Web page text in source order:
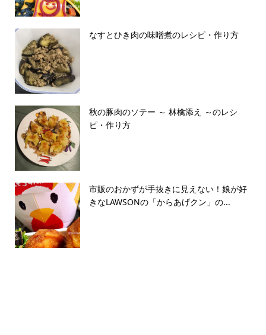
なすとひき肉の味噌煮のレシピ・作り方
秋の豚肉のソテー ～ 林檎添え ～のレシ
ピ・作り方
市販のおかずが手抜きに見えない！娘が好
きなLAWSONの「からあげクン」の...